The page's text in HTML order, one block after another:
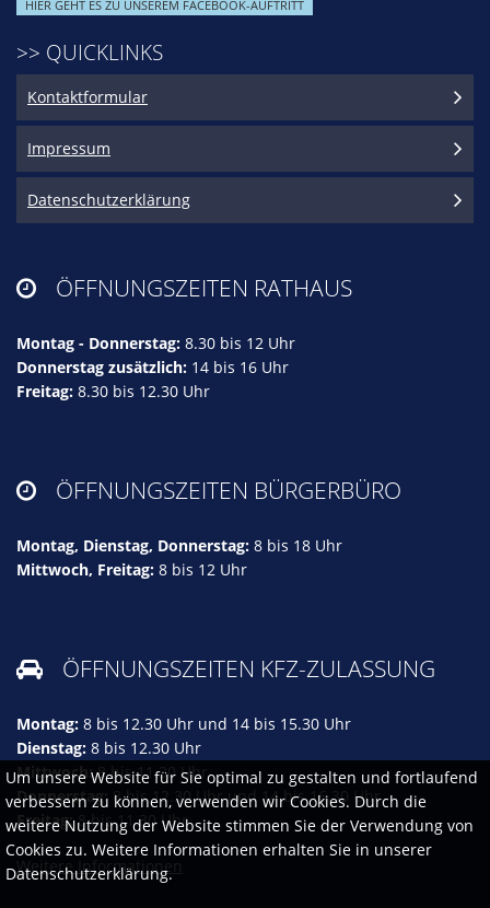
HIER GEHT ES ZU UNSEREM FACEBOOK-AUFTRITT
>> QUICKLINKS
Kontaktformular
Impressum
Datenschutzerklärung
 ÖFFNUNGSZEITEN RATHAUS
Montag - Donnerstag: 8.30 bis 12 Uhr
Donnerstag zusätzlich: 14 bis 16 Uhr
Freitag: 8.30 bis 12.30 Uhr
 ÖFFNUNGSZEITEN BÜRGERBÜRO
Montag, Dienstag, Donnerstag: 8 bis 18 Uhr
Mittwoch, Freitag: 8 bis 12 Uhr
 ÖFFNUNGSZEITEN KFZ-ZULASSUNG
Montag: 8 bis 12.30 Uhr und 14 bis 15.30 Uhr
Dienstag: 8 bis 12.30 Uhr
Mittwoch:8 bis 11.30 Uhr
Donnerstag: 8 bis 12.30 Uhr und 14 bis 16.30 Uhr
Freitag:8 bis 11.30 Uhr
Weitere Informationen
Um unsere Website für Sie optimal zu gestalten und fortlaufend
verbessern zu können, verwenden wir Cookies. Durch die
weitere Nutzung der Website stimmen Sie der Verwendung von
Cookies zu. Weitere Informationen erhalten Sie in unserer
Datenschutzerklärung.